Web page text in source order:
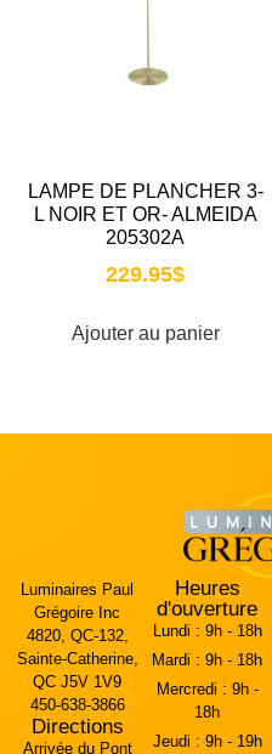
LAMPE DE PLANCHER 3-
L NOIR ET OR- ALMEIDA
205302A
229.95$
Ajouter au panier
Luminaires Paul
Grégoire Inc
4820, QC-132,
Sainte-Catherine,
QC J5V 1V9
450-638-3866
Directions
Arrivée du Pont
Heures
d'ouverture
Lundi : 9h - 18h
Mardi : 9h - 18h
Mercredi : 9h -
18h
Jeudi : 9h - 19h